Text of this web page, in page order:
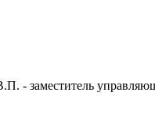
- заместитель